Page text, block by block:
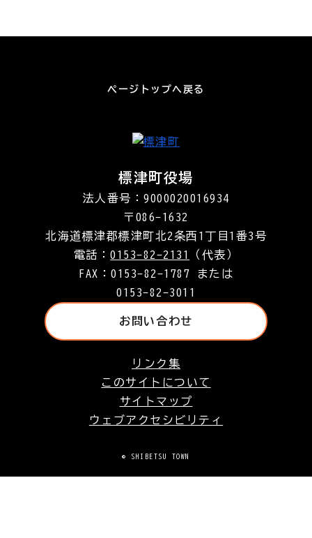
ページトップへ戻る
標津町役場
法人番号：9000020016934
〒086-1632
北海道標津郡標津町北2条西1丁目1番3号
電話：0153-82-2131
（代表）
FAX：0153-82-1787 または
0153-82-3011
お問い合わせ
リンク集
このサイトについて
サイトマップ
ウェブアクセシビリティ
© SHIBETSU TOWN